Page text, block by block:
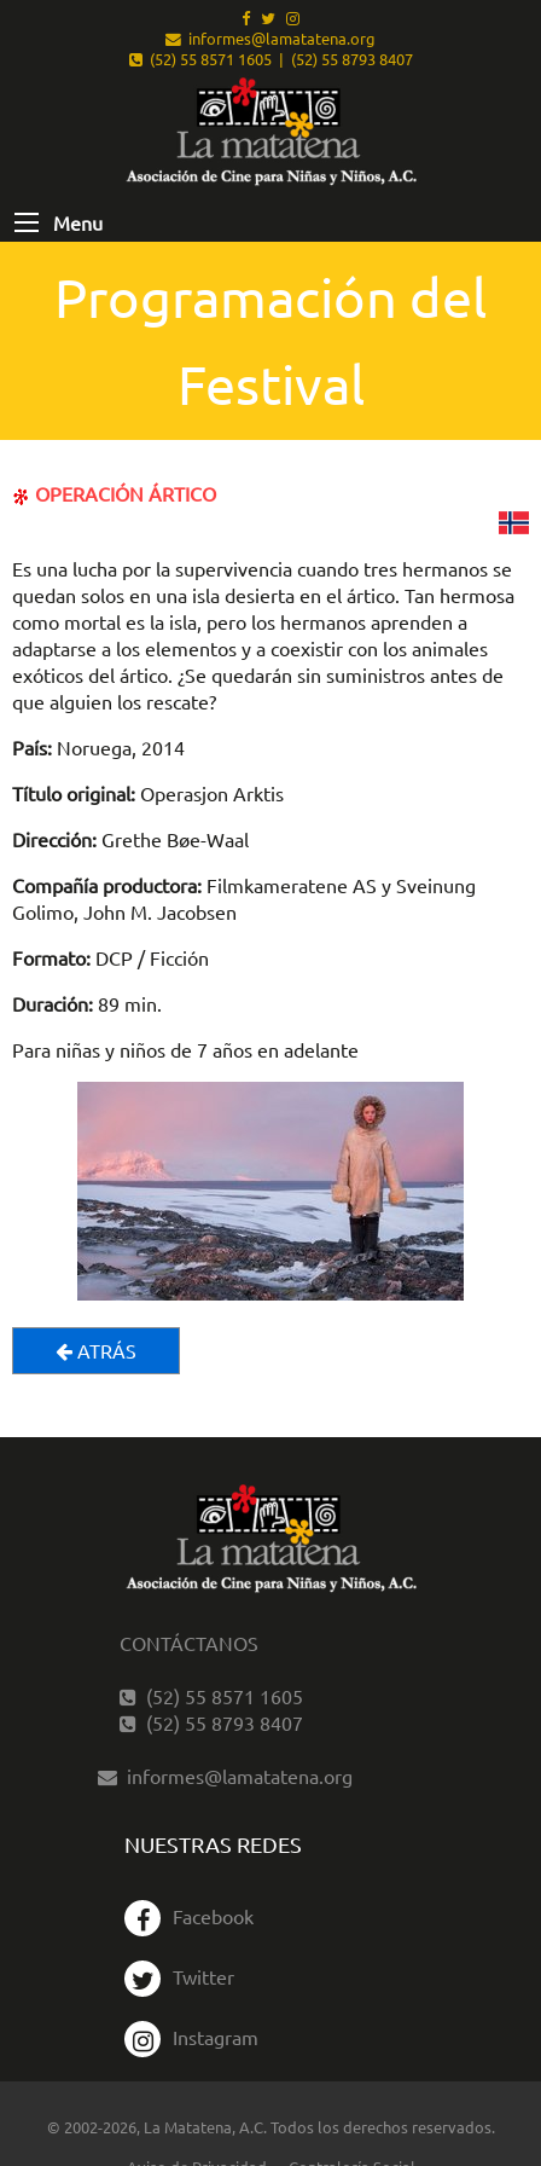
informes@lamatatena.org
(52) 55 8571 1605 | (52) 55 8793 8407
Menu
Programación del
Festival
OPERACIÓN ÁRTICO
Es una lucha por la supervivencia cuando tres hermanos se
quedan solos en una isla desierta en el ártico. Tan hermosa
como mortal es la isla, pero los hermanos aprenden a
adaptarse a los elementos y a coexistir con los animales
exóticos del ártico. ¿Se quedarán sin suministros antes de
que alguien los rescate?
País: Noruega, 2014
Título original: Operasjon Arktis
Dirección: Grethe Bøe-Waal
Compañía productora: Filmkameratene AS y Sveinung
Golimo, John M. Jacobsen
Formato: DCP / Ficción
Duración: 89 min.
Para niñas y niños de 7 años en adelante
ATRÁS
CONTÁCTANOS
(52) 55 8571 1605
(52) 55 8793 8407
informes@lamatatena.org
NUESTRAS REDES
Facebook
Twitter
Instagram
© 2002-2026, La Matatena, A.C. Todos los derechos reservados.